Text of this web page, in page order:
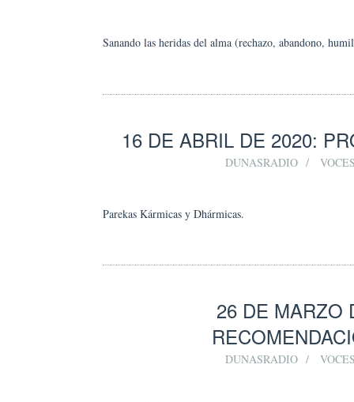
Sanando las heridas del alma (rechazo, abandono,
16 DE ABRIL DE 2020:
DUNASRADIO
Parekas Kármicas y Dhármicas.
26 DE MARZO
DUNASRADIO